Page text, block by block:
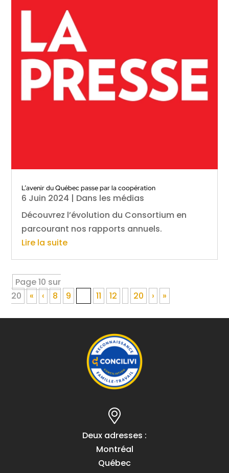
L’avenir du Québec passe par la coopération
6 Juin 2024 | Dans les médias
Découvrez l’évolution du Consortium en
parcourant nos rapports annuels.
Lire la suite
Page 10 sur
20
« ‹ 8 9 11 12 20 › »
Deux adresses :
Montréal
Québec